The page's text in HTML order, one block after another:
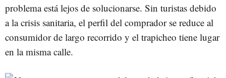
problema está lejos de solucionarse. Sin turistas debido
a la crisis sanitaria, el perfil del comprador se reduce al
consumidor de largo recorrido y el trapicheo tiene lugar
en la misma calle.